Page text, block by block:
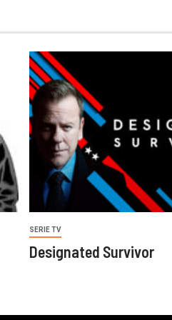
SERIE TV
Designated Survivor